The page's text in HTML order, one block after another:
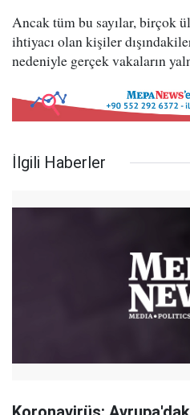
Ancak tüm bu sayılar, birçok
ihtiyacı olan kişiler
nedeniyle gerçek vakaların
İlgili Haberler